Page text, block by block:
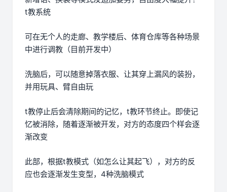
t教系统
可在无个人的走廊、教学楼后、体育仓库等各种场景
中进行调教（目前开发中）
洗脑后，可以随意掉落衣服、让其穿上漏风的装扮，
并用玩具、臂自由玩
t教停止后会清除期间的记忆，t教环节终止。即使记
忆被消除，随着逐渐被开发，对方的态度四个样会逐
渐改变
此部，根据t教模式（如怎么让其起飞），对方的反
应也会逐渐发生变型，4种洗脑模式